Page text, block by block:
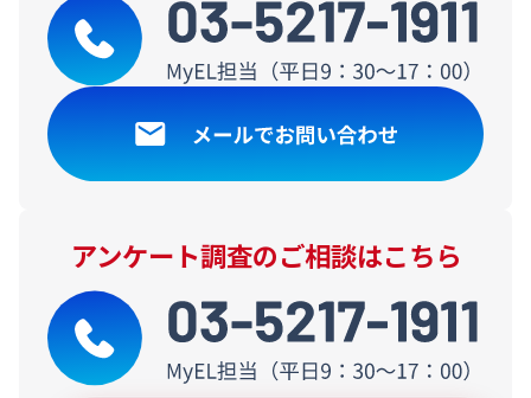
アンケート調査のご相談はこちら